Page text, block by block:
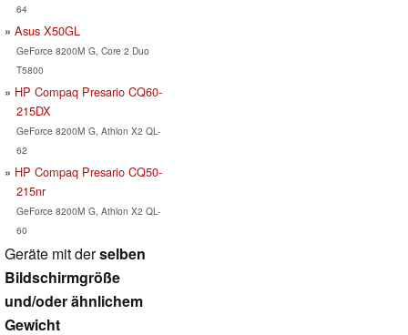
64
Asus X50GL
GeForce 8200M G, Core 2 Duo
T5800
HP Compaq Presario CQ60-
215DX
GeForce 8200M G, Athlon X2 QL-
62
HP Compaq Presario CQ50-
215nr
GeForce 8200M G, Athlon X2 QL-
60
Geräte mit derselben
Bildschirmgröße
und/oder ähnlichem
Gewicht